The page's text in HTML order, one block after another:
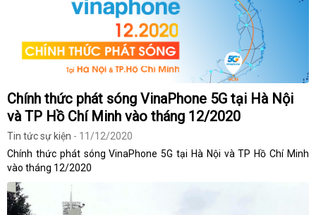
Chính thức phát sóng VinaPhone 5G tại Hà Nội
và TP Hồ Chí Minh vào tháng 12/2020
Tin tức sự kiện - 11/12/2020
Chính thức phát sóng VinaPhone 5G tại Hà Nội và TP Hồ Chí Minh
vào tháng 12/2020